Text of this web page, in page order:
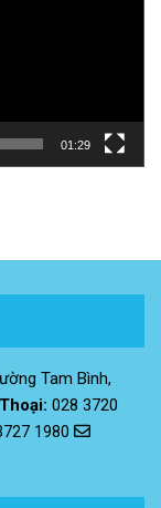
01:29
Tam Bình,
028 3720
1980